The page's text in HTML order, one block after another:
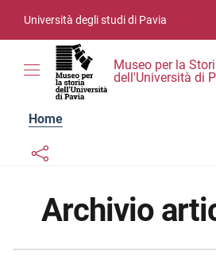
Università degli studi di Pavia
Museo per la
dell'Università di
Home
Links condivisione social
Bottone condivisione social
Archivio